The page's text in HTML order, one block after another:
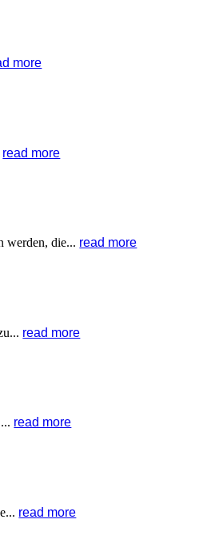
more
read more
werden, die... read more
read more
read more
read more